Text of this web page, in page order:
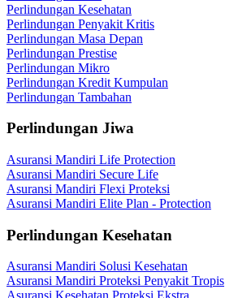
Perlindungan Kesehatan
Perlindungan Penyakit Kritis
Perlindungan Masa Depan
Perlindungan Prestise
Perlindungan Mikro
Perlindungan Kredit Kumpulan
Perlindungan Tambahan
Perlindungan Jiwa
Asuransi Mandiri Life Protection
Asuransi Mandiri Secure Life
Asuransi Mandiri Flexi Proteksi
Asuransi Mandiri Elite Plan - Protection
Perlindungan Kesehatan
Asuransi Mandiri Solusi Kesehatan
Asuransi Mandiri Proteksi Penyakit Tropis